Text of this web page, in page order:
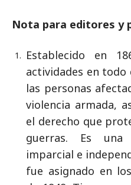
Nota para editores y
Establecido en
actividades en
las personas
violencia armada,
el derecho que
guerras. Es una
imparcial e
fue asignado en